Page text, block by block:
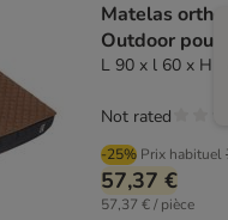
Matelas
Outdoor pour
L 90 x l 60 x H
-25% Prix habituel
57,37 €
57,37 € / pièce
Not rated